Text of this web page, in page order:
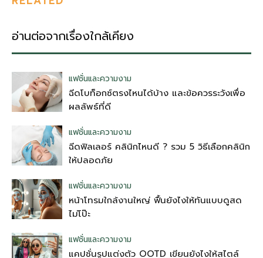
อ่านต่อจากเรื่องใกล้เคียง
แฟชั่นและความงาม
ฉีดโบท็อกซ์ตรงไหนได้บ้าง และข้อควรระวังเพื่อ
ผลลัพธ์ที่ดี
แฟชั่นและความงาม
ฉีดฟิลเลอร์ คลินิกไหนดี ? รวม 5 วิธีเลือกคลินิก
ให้ปลอดภัย
แฟชั่นและความงาม
หน้าโทรมใกล้งานใหญ่ ฟื้นยังไงให้ทันแบบดูสด
ไม่โป๊ะ
แฟชั่นและความงาม
แคปชั่นรูปแต่งตัว OOTD เขียนยังไงให้สไตล์